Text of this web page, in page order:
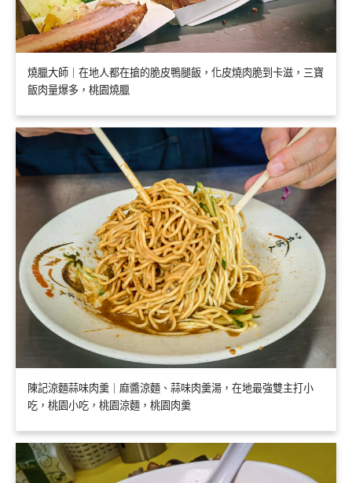
燒臘大師｜在地人都在搶的脆皮鴨腿飯，化皮燒肉脆到卡滋，三寶
飯肉量爆多，桃園燒臘
陳記涼麵蒜味肉羹｜麻醬涼麵、蒜味肉羹湯，在地最強雙主打小
吃，桃園小吃，桃園涼麵，桃園肉羹